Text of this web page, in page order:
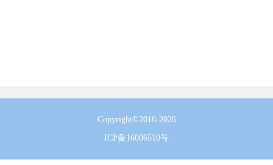
Copyright©2016-2026
ICP备16006510号